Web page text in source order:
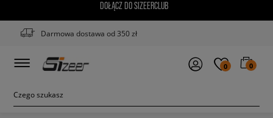
DOŁĄCZ DO SIZEERCLUB
Darmowa dostawa od 350 zł
0 0